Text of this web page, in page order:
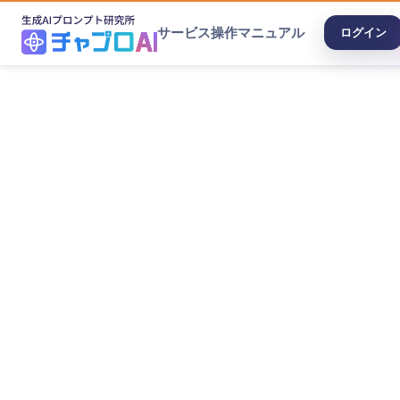
サービス操作マニュアル ログイン